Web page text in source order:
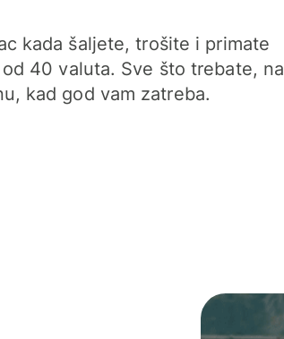
kada šaljete, trošite i primate
40 valuta. Sve što trebate, na
kad god vam zatreba.